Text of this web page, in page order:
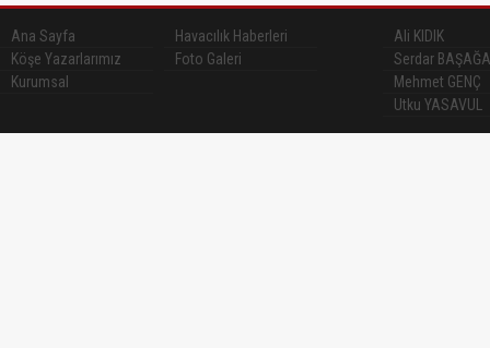
Ana Sayfa
Havacılık Haberleri
Köşe Yazarlarımız
Foto Galeri
Kurumsal
Ali KIDIK
Serdar
Mehmet GENÇ
Utku YASAVUL